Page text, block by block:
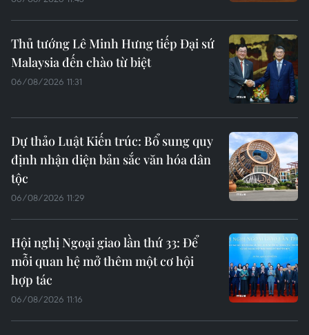
Thủ tướng Lê Minh Hưng tiếp Đại sứ
Malaysia đến chào từ biệt
06/08/2026 11:31
Dự thảo Luật Kiến trúc: Bổ sung quy
định nhận diện bản sắc văn hóa dân
tộc
06/08/2026 11:29
Hội nghị Ngoại giao lần thứ 33: Để
mỗi quan hệ mở thêm một cơ hội
hợp tác
06/08/2026 11:16